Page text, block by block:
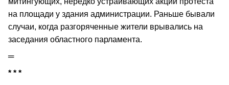
на площади у здания администрации. Раньше бывали
случаи, когда разгоряченные жители врывались на
заседания областного парламента.
═
* * *